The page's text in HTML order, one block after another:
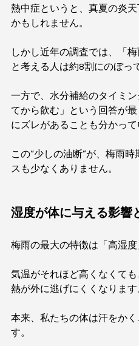
熱中症というと、真夏の炎
かもしれません。
しかし近年の調査では、「
と考える人は約8割にのぼっ
一方で、水分補給のタイミ
てから飲む」という回答が
にズレがあることも分かって
この“少しの油断”が、梅雨
スも少なくありません。
湿度が体に与える影響
梅雨の最大の特徴は「高湿度
気温がそれほど高くなくて
熱が外に逃げにくくなります
本来、私たちの体は汗をか
す。